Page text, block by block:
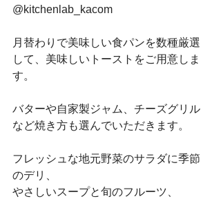
@kitchenlab_kacom
月替わりで美味しい食パンを数種厳選
して、美味しいトーストをご用意しま
す。
バターや自家製ジャム、チーズグリル
など焼き方も選んでいただきます。
フレッシュな地元野菜のサラダに季節
のデリ、
やさしいスープと旬のフルーツ、